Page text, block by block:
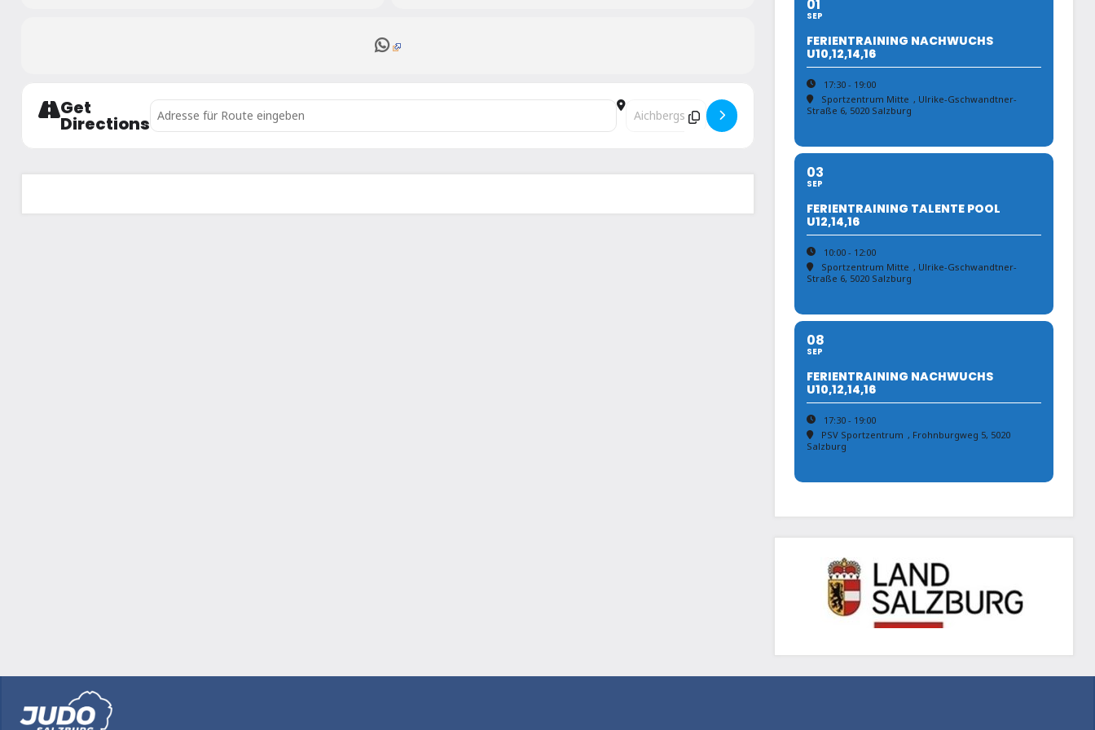
Get
Directions
Address - Salzburger Landesrandori ab U16 [] Destination Address - Salzburger Landesrandori ab U16 []
01
SEP
FERIENTRAINING NACHWUCHS
U10,12,14,16
17:30 - 19:00
Sportzentrum Mitte , Ulrike-Gschwandtner-
Straße 6, 5020 Salzburg
03
SEP
FERIENTRAINING TALENTE POOL
U12,14,16
10:00 - 12:00
Sportzentrum Mitte , Ulrike-Gschwandtner-
Straße 6, 5020 Salzburg
08
SEP
FERIENTRAINING NACHWUCHS
U10,12,14,16
17:30 - 19:00
PSV Sportzentrum , Frohnburgweg 5, 5020
Salzburg